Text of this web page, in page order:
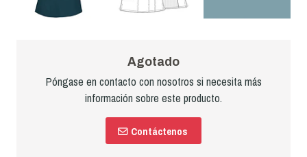
Agotado
Póngase en contacto con nosotros si necesita más
información sobre este producto.
Contáctenos